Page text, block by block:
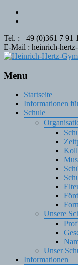
Tel. : +49 (0)361 7 91
E-Mail : heinrich-
Menu
Skip
content
Startseite
Informationen
Schule
Unsere
Unser
Informationen